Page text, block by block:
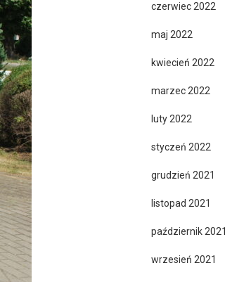
czerwiec 2022
maj 2022
kwiecień 2022
marzec 2022
luty 2022
styczeń 2022
grudzień 2021
listopad 2021
październik 2021
wrzesień 2021